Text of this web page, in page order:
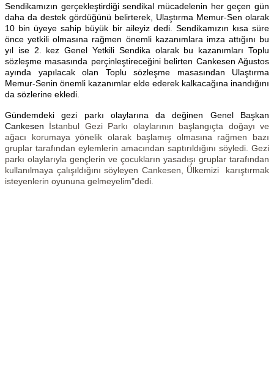
Sendikamızın gerçekleştirdiği sendikal mücadelenin her geçen gün
daha da destek gördüğünü belirterek, Ulaştırma Memur-Sen olarak
10 bin üyeye sahip büyük bir aileyiz dedi. Sendikamızın kısa süre
önce yetkili olmasına rağmen önemli kazanımlara imza attığını bu
yıl ise 2. kez Genel Yetkili Sendika olarak bu kazanımları Toplu
sözleşme masasında perçinleştireceğini belirten Cankesen Ağustos
ayında yapılacak olan Toplu sözleşme masasından Ulaştırma
Memur-Senin önemli kazanımlar elde ederek kalkacağına inandığını
da sözlerine ekledi.
Gündemdeki gezi parkı olaylarına da değinen Genel Başkan
Cankesen İstanbul Gezi Parkı olaylarının başlangıçta doğayı ve
ağacı korumaya yönelik olarak başlamış olmasına rağmen bazı
gruplar tarafından eylemlerin amacından saptırıldığını söyledi. Gezi
parkı olaylarıyla gençlerin ve çocukların yasadışı gruplar tarafından
kullanılmaya çalışıldığını söyleyen Cankesen, Ülkemizi karıştırmak
isteyenlerin oyununa gelmeyelim"dedi.